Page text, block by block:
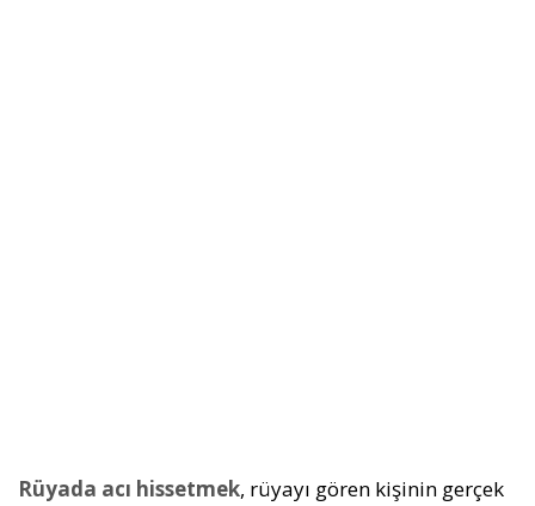
Rüyada acı hissetmek, rüyayı gören kişinin gerçek